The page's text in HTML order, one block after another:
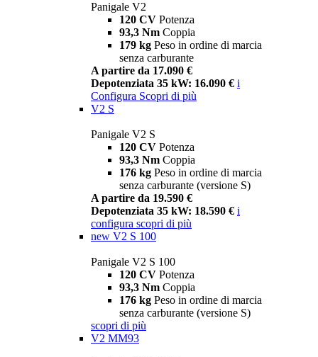
Panigale V2
120 CV Potenza
93,3 Nm Coppia
179 kg Peso in ordine di marcia
senza carburante
A partire da 17.090 €
Depotenziata 35 kW: 16.090 € i
Configura Scopri di più
V2 S
Panigale V2 S
120 CV Potenza
93,3 Nm Coppia
176 kg Peso in ordine di marcia
senza carburante (versione S)
A partire da 19.590 €
Depotenziata 35 kW: 18.590 € i
configura scopri di più
new V2 S 100
Panigale V2 S 100
120 CV Potenza
93,3 Nm Coppia
176 kg Peso in ordine di marcia
senza carburante (versione S)
scopri di più
V2 MM93